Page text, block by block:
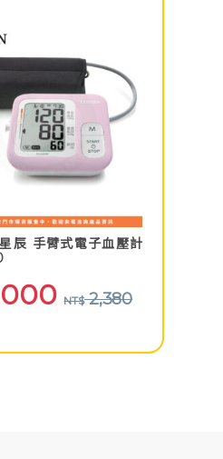
辰 手臂式電子血壓計
NT$2,380